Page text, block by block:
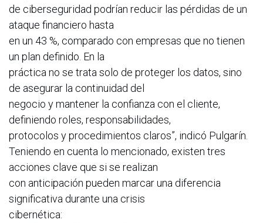
de ciberseguridad podrían reducir las pérdidas de un
ataque financiero hasta
en un 43 %, comparado con empresas que no tienen
un plan definido. En la
práctica no se trata solo de proteger los datos, sino
de asegurar la continuidad del
negocio y mantener la confianza con el cliente,
definiendo roles, responsabilidades,
protocolos y procedimientos claros”, indicó Pulgarín.
Teniendo en cuenta lo mencionado, existen tres
acciones clave que si se realizan
con anticipación pueden marcar una diferencia
significativa durante una crisis
cibernética: